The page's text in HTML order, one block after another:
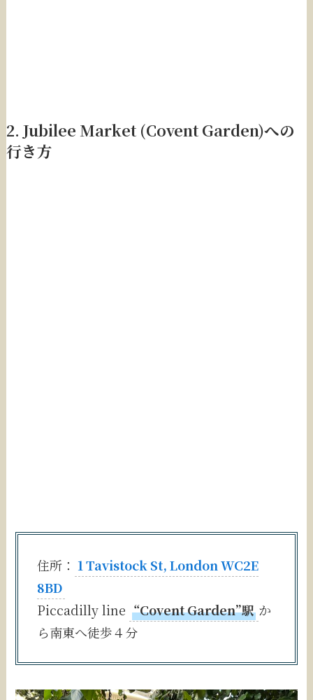
2. Jubilee Market (Covent Garden)への
行き方
住所： 1 Tavistock St, London WC2E
8BD
Piccadilly line “Covent Garden”駅 か
ら南東へ徒歩４分